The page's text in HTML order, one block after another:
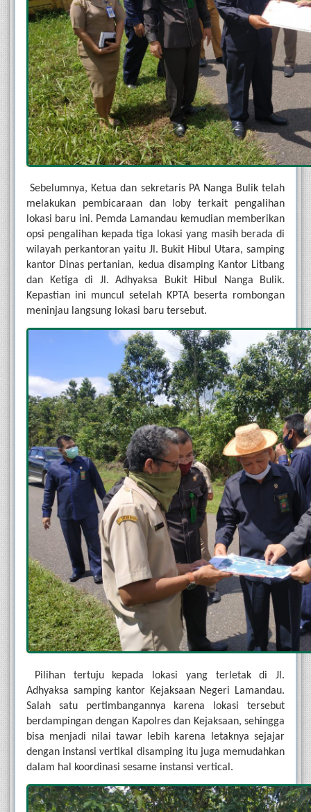
Sebelumnya, Ketua dan sekretaris PA Nanga Bulik telah
melakukan pembicaraan dan loby terkait pengalihan
lokasi baru ini. Pemda Lamandau kemudian memberikan
opsi pengalihan kepada tiga lokasi yang masih berada di
wilayah perkantoran yaitu Jl. Bukit Hibul Utara, samping
kantor Dinas pertanian, kedua disamping Kantor Litbang
dan Ketiga di Jl. Adhyaksa Bukit Hibul Nanga Bulik.
Kepastian ini muncul setelah KPTA beserta rombongan
meninjau langsung lokasi baru tersebut.
Pilihan tertuju kepada lokasi yang terletak di Jl.
Adhyaksa samping kantor Kejaksaan Negeri Lamandau.
Salah satu pertimbangannya karena lokasi tersebut
berdampingan dengan Kapolres dan Kejaksaan, sehingga
bisa menjadi nilai tawar lebih karena letaknya sejajar
dengan instansi vertikal disamping itu juga memudahkan
dalam hal koordinasi sesame instansi vertical.